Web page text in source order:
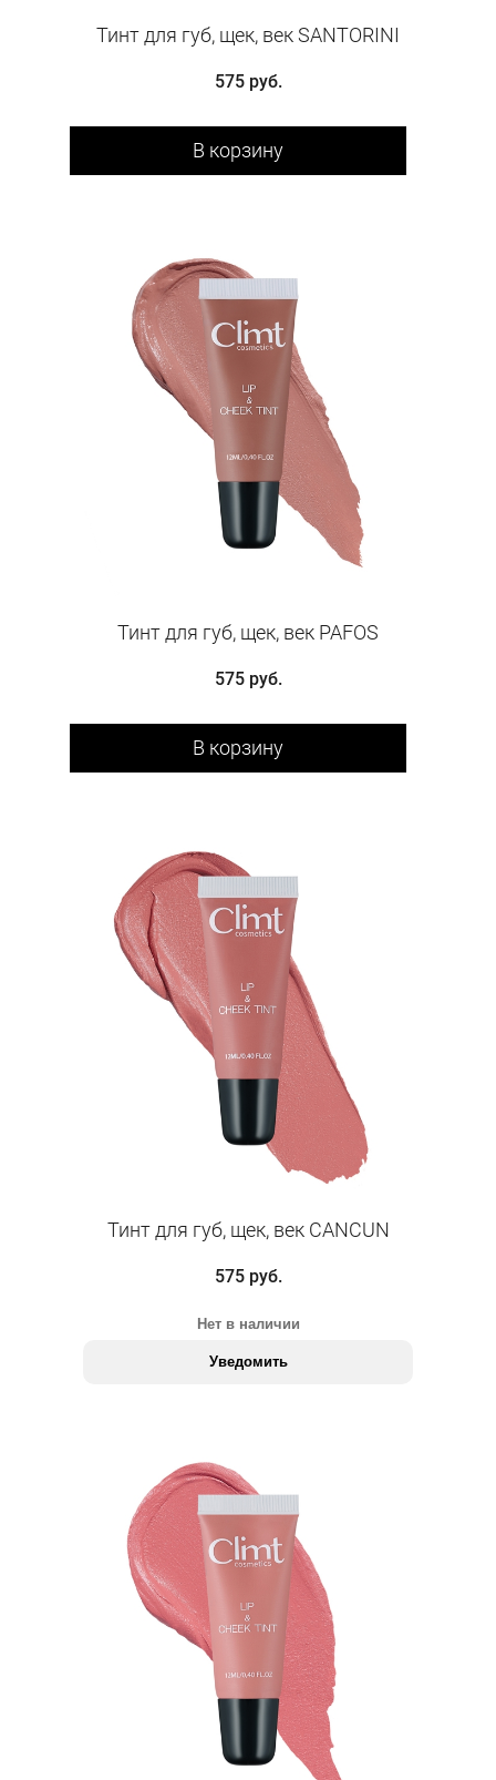
Тинт для губ, щек, век SANTORINI
575 руб.
В корзину
Тинт для губ, щек, век PAFOS
575 руб.
В корзину
Тинт для губ, щек, век CANCUN
575 руб.
Нет в наличии
Уведомить